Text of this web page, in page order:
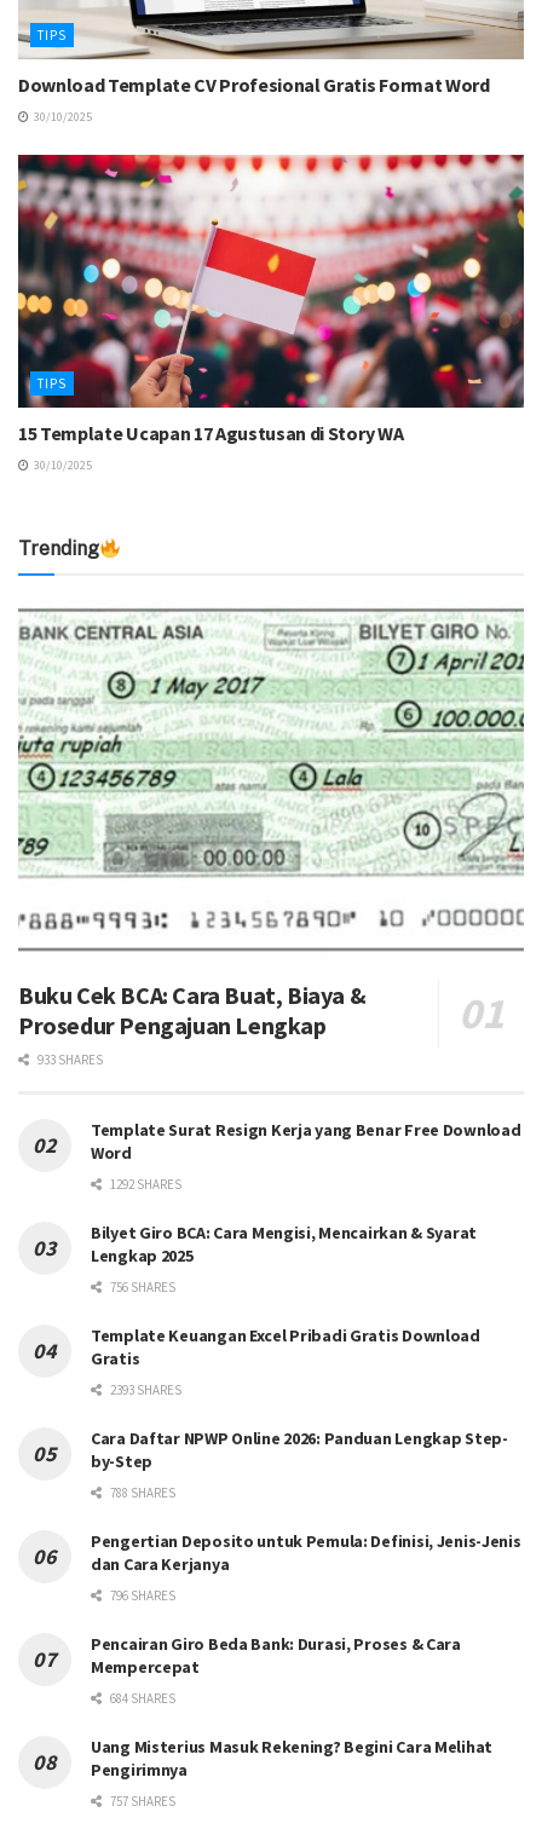
TIPS
Download Template CV Profesional Gratis Format Word
30/10/2025
TIPS
15 Template Ucapan 17 Agustusan di Story WA
30/10/2025
Trending
Buku Cek BCA: Cara Buat, Biaya &
Prosedur Pengajuan Lengkap
933 SHARES
Template Surat Resign Kerja yang Benar Free Download
Word
1292 SHARES
Bilyet Giro BCA: Cara Mengisi, Mencairkan & Syarat
Lengkap 2025
756 SHARES
Template Keuangan Excel Pribadi Gratis Download
Gratis
2393 SHARES
Cara Daftar NPWP Online 2026: Panduan Lengkap Step-
by-Step
788 SHARES
Pengertian Deposito untuk Pemula: Definisi, Jenis-Jenis
dan Cara Kerjanya
796 SHARES
Pencairan Giro Beda Bank: Durasi, Proses & Cara
Mempercepat
684 SHARES
Uang Misterius Masuk Rekening? Begini Cara Melihat
Pengirimnya
757 SHARES